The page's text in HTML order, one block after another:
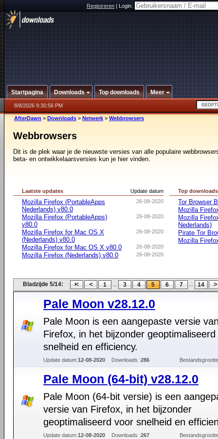
Registreren|Login:
Startpagina Downloads Top downloads Meer
8/8/2026 9:30:56 PM
AfterDawn > Downloads > Netwerk > Webbrowsers
Webbrowsers
Dit is de plek waar je de nieuwste versies van alle populaire
beta- en ontwikkelaarsversies kun je hier vinden.
Update datum
Laatste updates
26-08-2020
Mozilla Firefox (PortableApps
Nederlands) v80.0
26-08-2020
Mozilla Firefox (PortableApps)
v80.0
26-08-2020
Mozilla Firefox for Mac OS X
(Nederlands) v80.0
26-08-2020
Mozilla Firefox for Mac OS X v80.0
26-08-2020
Mozilla Firefox (Nederlands) v80.0
Top downloads
Tor Browser
Mozilla
Mozilla
Nederlands)
Pirate Tor
Mozilla
Bladzijde 5/14: 1 ... 3 4 5 6 7 ... 14
Pale Moon v28.12.0
Pale Moon is een aangepaste versie
Firefox, in het bijzonder
snelheid en efficiency.
Update datum:12-08-2020 Downloads :286
Pale Moon (64-bit) v28.12.0
Pale Moon (64-bit versie) is een
versie van Firefox, in het bijzonder
geoptimaliseerd voor snelheid en
Update datum:12-08-2020 Downloads :267